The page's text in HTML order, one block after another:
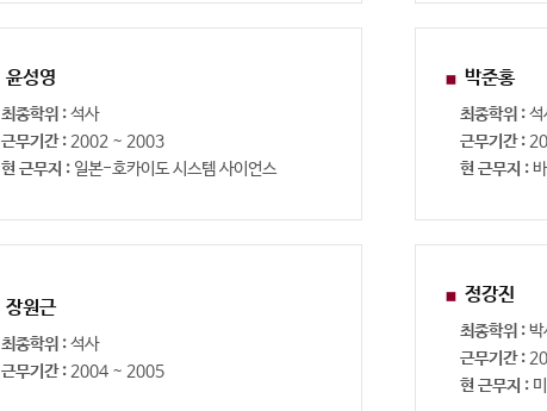
윤성영
최종학위 :석사
근무기간 : 2002 ~ 2003
현 근무지 : 일본-호카이도 시스템 사이언스
박준홍
최종학위 :석
근무기간 :
현 근무지 :
장원근
최종학위 :석사
근무기간 : 2004 ~ 2005
정강진
최종학위 :박
근무기간 :
현 근무지 :